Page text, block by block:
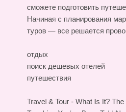
сможете подготовить
Начиная с планирования
туров — все решается
отдых
поиск дешевых отелей
путешествия
Travel & Tour - What Is It? The